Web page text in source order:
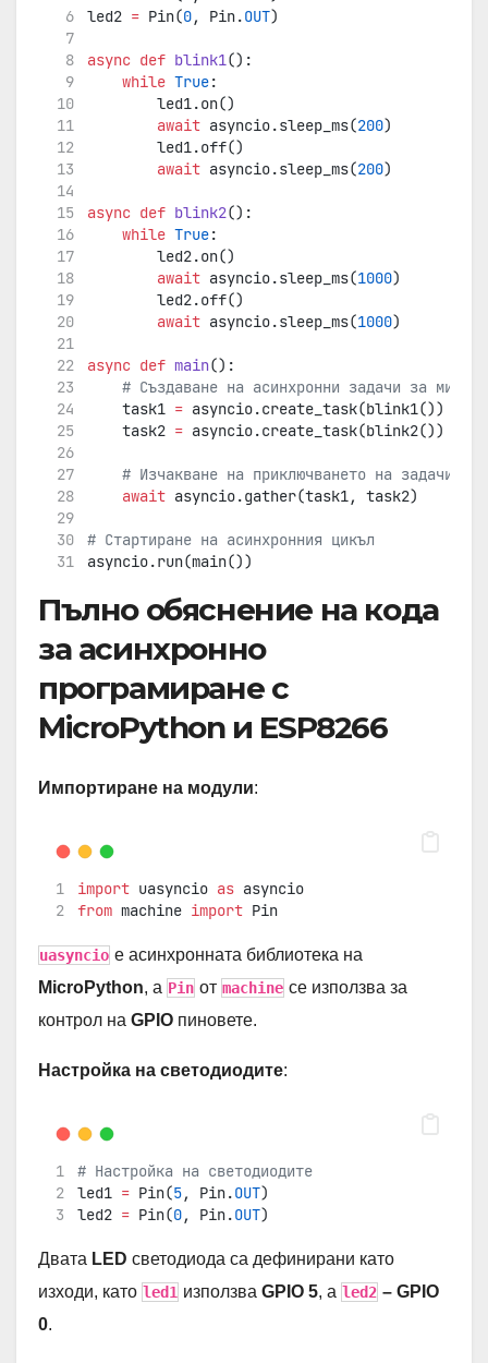
led2 = Pin(0, Pin.OUT)
async def blink1():
while True:
        led1.on()
await asyncio.sleep_ms(200)
        led1.off()
await asyncio.sleep_ms(200)
async def blink2():
while True:
        led2.on()
await asyncio.sleep_ms(1000)
        led2.off()
await asyncio.sleep_ms(1000)
async def main():
# Създаване на асинхронни задачи за
    task1
= asyncio.create_task(blink1())
    task2
= asyncio.create_task(blink2())
# Изчакване на приключването на задачите
await asyncio.gather(task1, task2)
# Стартиране на асинхронния цикъл
asyncio.run(main())
Пълно обяснение на кода
за асинхронно
програмиране с
MicroPython и ESP8266
Импортиране на модули:
import uasyncio as asyncio
from machine import Pin
uasyncio е асинхронната библиотека на
MicroPython, а Pin от machine се използва за
контрол на GPIO пиновете.
Настройка на светодиодите:
# Настройка на светодиодите
led1 = Pin(5, Pin.OUT)
led2 = Pin(0, Pin.OUT)
Двата LED светодиода са дефинирани като
изходи, като led1 използва GPIO 5, а led2 – GPIO
0.